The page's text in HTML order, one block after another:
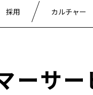
採用 カルチャー
ーサー